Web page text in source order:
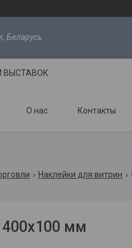
Беларусь
ВЫСТАВОК
О нас Контакты
Наклейки для витрин
мм